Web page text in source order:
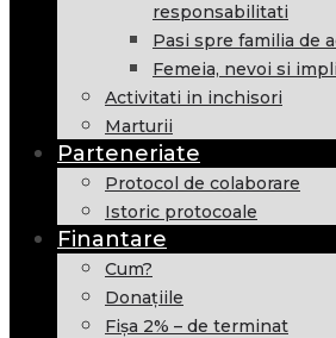
responsabilitati
Pasi spre familia de
Femeia, nevoi si
Activitati in inchisori
Marturii
Parteneriate
Protocol de colaborare
Istoric protocoale
Finantare
Cum?
Donațiile
Fișa 2% – de terminat